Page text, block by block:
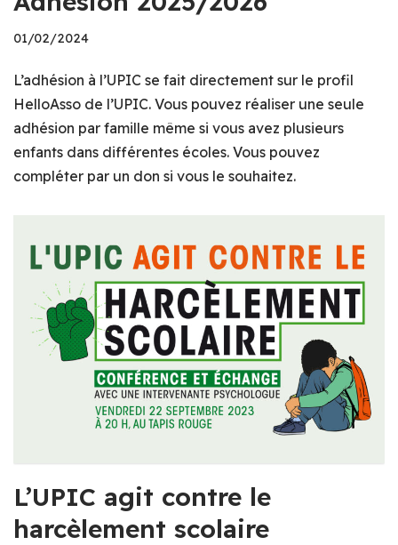
01/02/2024
L’adhésion à l’UPIC se fait directement sur le profil
HelloAsso de l’UPIC. Vous pouvez réaliser une seule
adhésion par famille même si vous avez plusieurs
enfants dans différentes écoles. Vous pouvez
compléter par un don si vous le souhaitez.
L’UPIC agit contre le
harcèlement scolaire